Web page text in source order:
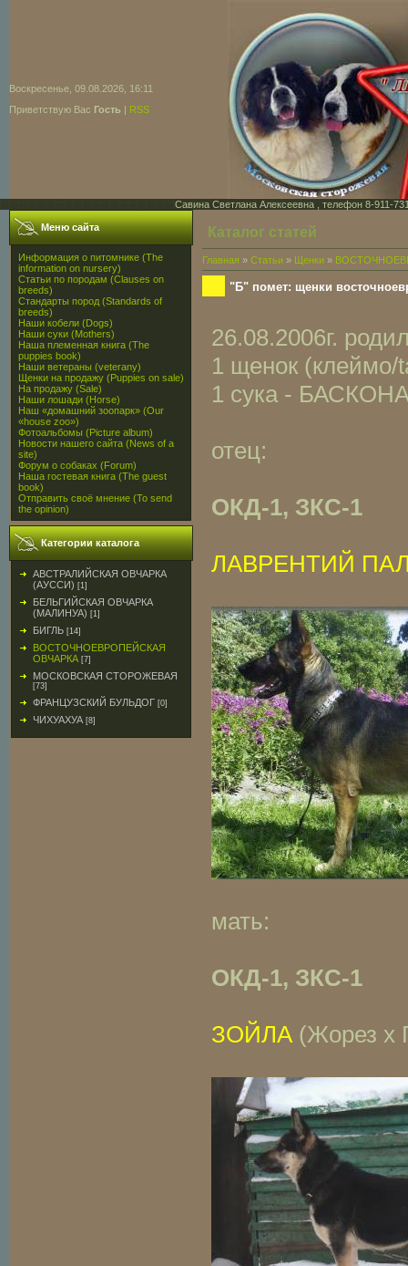
Воскресенье, 09.08.2026, 16:11
Приветствую Вас Гость | RSS
Савина Светлана Алексеевна , телефон 8-911-
Меню сайта
Информация о питомнике (The
information on nursery)
Статьи по породам (Clauses on
breeds)
Стандарты пород (Standards of
breeds)
Наши кобели (Dogs)
Наши суки (Mothers)
Наша племенная книга (The
puppies book)
Наши ветераны (veterany)
Щенки на продажу (Puppies on sale)
На продажу (Sale)
Наши лошади (Horse)
Наш «домашний зоопарк» (Our
«house zoo»)
Фотоальбомы (Picture album)
Новости нашего сайта (News of a
site)
Форум о собаках (Forum)
Наша гостевая книга (The guest
book)
Отправить своё мнение (To send
the opinion)
Категории каталога
АВСТРАЛИЙСКАЯ ОВЧАРКА
(АУССИ) [1]
БЕЛЬГИЙСКАЯ ОВЧАРКА
(МАЛИНУА) [1]
БИГЛЬ [14]
ВОСТОЧНОЕВРОПЕЙСКАЯ
ОВЧАРКА [7]
МОСКОВСКАЯ СТОРОЖЕВАЯ
[73]
ФРАНЦУЗСКИЙ БУЛЬДОГ [0]
ЧИХУАХУА [8]
Каталог статей
Главная » Статьи » Щенки »
"Б" помет: щенки
26.08.2006г.
1 щенок (клеймо/
1 сука -
отец:
ОКД-1, ЗКС-1
ЛАВРЕНТИЙ
мать:
ОКД-1, ЗКС-1
ЗОЙЛА (Жорез х